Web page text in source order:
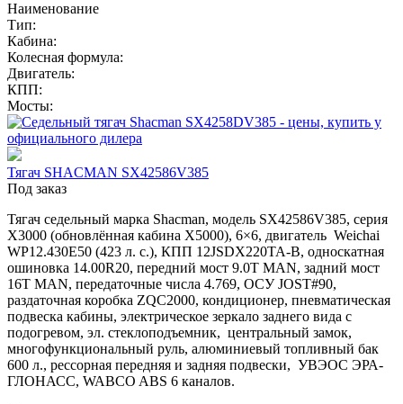
Наименование
Тип:
Кабина:
Колесная формула:
Двигатель:
КПП:
Мосты:
Тягач SHACMAN SX42586V385
Под заказ
Тягач седельный марка Shacman, модель SX42586V385, серия
Х3000 (обновлённая кабина X5000), 6×6, двигатель Weichai
WP12.430E50 (423 л. с.), КПП 12JSDX220TA-B, односкатная
ошиновка 14.00R20, передний мост 9.0T MAN, задний мост
16T MAN, передаточные числа 4.769, ОСУ JOST#90,
раздаточная коробка ZQC2000, кондиционер, пневматическая
подвеска кабины, электрическое зеркало заднего вида с
подогревом, эл. стеклоподъемник, центральный замок,
многофункциональный руль, алюминиевый топливный бак
600 л., рессорная передняя и задняя подвески, УВЭОС ЭРА-
ГЛОНАСС, WABCO ABS 6 каналов.